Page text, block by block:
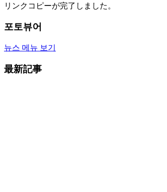
リンクコピーが完了しました。
포토뷰어
뉴스 메뉴 보기
最新記事